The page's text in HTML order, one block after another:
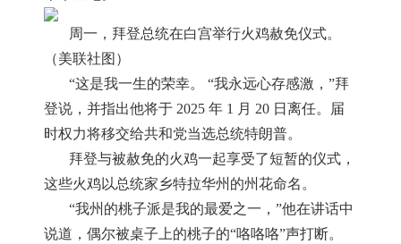
周一，拜登总统在白宫举行火鸡赦免仪式。
（美联社图）
“这是我一生的荣幸。 “我永远心存感激，”拜
登说，并指出他将于 2025 年 1 月 20 日离任。届
时权力将移交给共和党当选总统特朗普。
拜登与被赦免的火鸡一起享受了短暂的仪式，
这些火鸡以总统家乡特拉华州的州花命名。
“我州的桃子派是我的最爱之一，”他在讲话中
说道，偶尔被桌子上的桃子的“咯咯咯”声打断。